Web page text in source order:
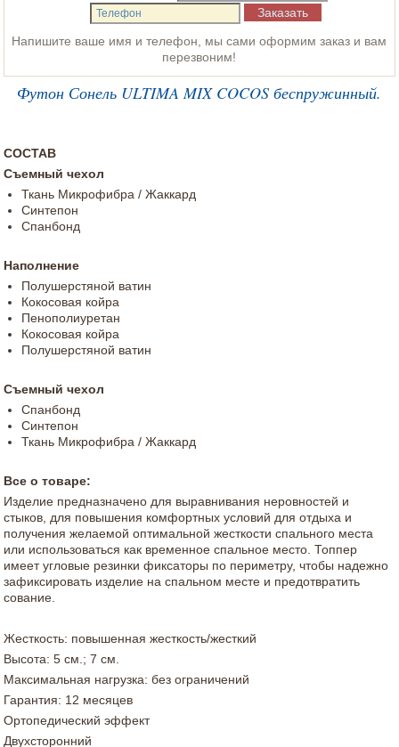
Напишите ваше имя и телефон, мы сами оформим заказ и вам
перезвоним!
Футон Сонель ULTIMA MIX COCOS беспружинный.
СОСТАВ
Съемный чехол
Ткань Микрофибра / Жаккард
Синтепон
Спанбонд
Наполнение
Полушерстяной ватин
Кокосовая койра
Пенополиуретан
Кокосовая койра
Полушерстяной ватин
Съемный чехол
Спанбонд
Синтепон
Ткань Микрофибра / Жаккард
Все о товаре:
Изделие предназначено для выравнивания неровностей и
стыков, для повышения комфортных условий для отдыха и
получения желаемой оптимальной жесткости спального места
или использоваться как временное спальное место. Топпер
имеет угловые резинки фиксаторы по периметру, чтобы надежно
зафиксировать изделие на спальном месте и предотвратить
сование.
Жесткость: повышенная жесткость/жесткий
Высота: 5 см.; 7 см.
Максимальная нагрузка: без ограничений
Гарантия: 12 месяцев
Ортопедический эффект
Двухсторонний